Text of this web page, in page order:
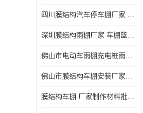
四川膜结构汽车停车棚厂家 款式多 提供报价
深圳膜结构雨棚厂家 车棚篮球场体育看台 规格多样
佛山市电动车雨棚充电桩雨棚小区电动车棚
佛山市膜结构车棚安装厂家发货安装
膜结构车棚 厂家制作材料批发安装一体式工厂